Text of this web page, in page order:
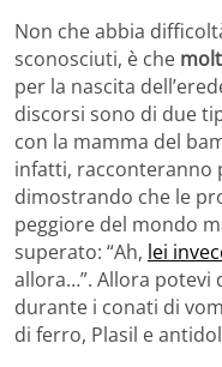
Non che abbia
sconosciuti, è che
per la nascita
discorsi sono di due
con la mamma del
infatti, racconteranno
dimostrando che le
peggiore del mondo
superato: “Ah, lei
allora…”. Allora
durante i conati di
di ferro, Plasil e